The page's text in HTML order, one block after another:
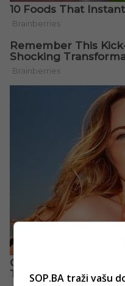
SOP.BA traži vašu